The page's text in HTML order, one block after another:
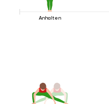
Anhalten